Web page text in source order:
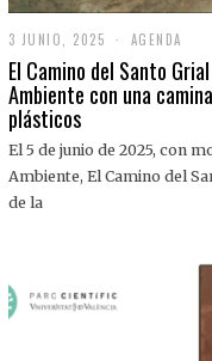
3 JUNIO, 2025
J
U
N
,
0
AGENDA
El Camino del Santo
Ambiente con una
plásticos
El 5 de junio de 2025, con
Ambiente, El Camino del
de la